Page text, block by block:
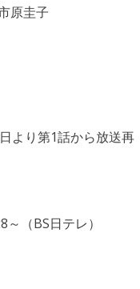
原圭子
より第1話から放送再
（BS日テレ）